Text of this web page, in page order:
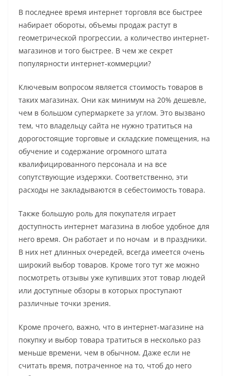
В последнее время интернет торговля все быстрее
набирает обороты, объемы продаж растут в
геометрической прогрессии, а количество интернет-
магазинов и того быстрее. В чем же секрет
популярности интернет-коммерции?
Ключевым вопросом является стоимость товаров в
таких магазинах. Они как минимум на 20% дешевле,
чем в большом супермаркете за углом. Это вызвано
тем, что владельцу сайта не нужно тратиться на
дорогостоящие торговые и складские помещения, на
обучение и содержание огромного штата
квалифицированного персонала и на все
сопутствующие издержки. Соответственно, эти
расходы не закладываются в себестоимость товара.
Также большую роль для покупателя играет
доступность интернет магазина в любое удобное для
него время. Он работает и по ночам и в праздники.
В них нет длинных очередей, всегда имеется очень
широкий выбор товаров. Кроме того тут же можно
посмотреть отзывы уже купивших этот товар людей
или доступные обзоры в которых проступают
различные точки зрения.
Кроме прочего, важно, что в интернет-магазине на
покупку и выбор товара тратиться в несколько раз
меньше времени, чем в обычном. Даже если не
считать время, потраченное на то, чтоб до него